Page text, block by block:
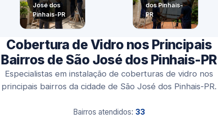
José dos
Pinhais-PR
dos Pinhais-
PR
Cobertura de Vidro nos Principais
Bairros de São José dos Pinhais-PR
Especialistas em instalação de coberturas de vidro nos
principais bairros da cidade de São José dos Pinhais-PR.
Bairros atendidos: 33